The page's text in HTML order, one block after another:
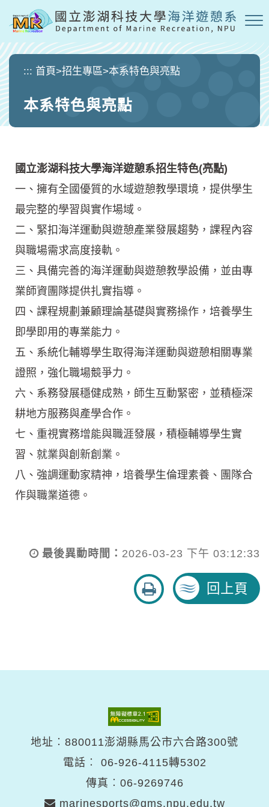
要
內
容
區
塊
::: 首頁>招生專區>本系特色與亮點
本系特色與亮點
國立澎湖科技大學海洋遊憩系招生特色(亮點)
一、擁有全國優質的水域遊憩教學環境，提供學生
最完整的學習與實作場域。
二、緊扣海洋運動與遊憩產業發展趨勢，課程內容
與職場需求高度接軌。
三、具備完善的海洋運動與遊憩教學設備，並由專
業師資團隊提供扎實指導。
四、課程規劃兼顧理論基礎與實務操作，培養學生
即學即用的專業能力。
五、系統化輔導學生取得海洋運動與遊憩相關專業
證照，強化職場競爭力。
六、系務發展穩健成熟，師生互動緊密，並積極深
耕地方服務與產學合作。
七、重視實務增能與職涯發展，積極輔導學生實
習、就業與創新創業。
八、強調運動家精神，培養學生倫理素養、團隊合
作與職業道德。
最後異動時間： 2026-03-23 下午 03:12:33
友
善
回上頁
地址︰880011澎湖縣馬公市六合路300號
電話︰ 06-926-4115轉5302
傳真︰06-9269746
marinesports@gms.npu.edu.tw